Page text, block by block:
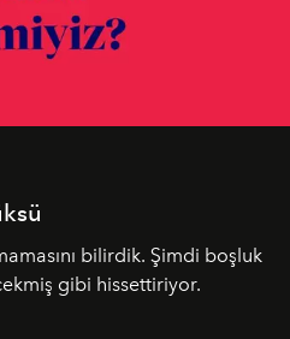
bilirdik. Şimdi boşluk
gibi hissettiriyor.